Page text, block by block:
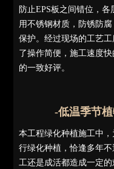
防止EPS板之间错位，
用不锈钢材质，防锈防
保护。经过现场的工艺
了操作简便，施工速度
的一致好评。
-低温季节
本工程绿化种植施工中
行绿化种植，恰逢多年
工还是成活都造成一定